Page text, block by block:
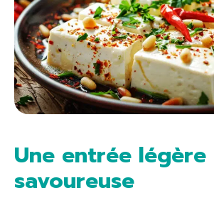
Une entrée
savoureuse